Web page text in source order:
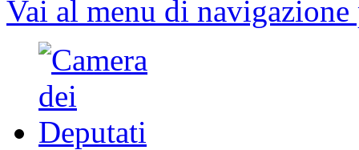
Vai al menu di